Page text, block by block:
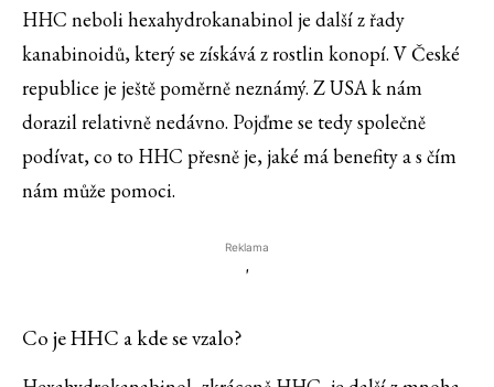
HHC neboli hexahydrokanabinol je další z řady
kanabinoidů, který se získává z rostlin konopí. V České
republice je ještě poměrně neznámý. Z USA k nám
dorazil relativně nedávno. Pojďme se tedy společně
podívat, co to HHC přesně je, jaké má benefity a s čím
nám může pomoci.
Reklama
'
Co je HHC a kde se vzalo?